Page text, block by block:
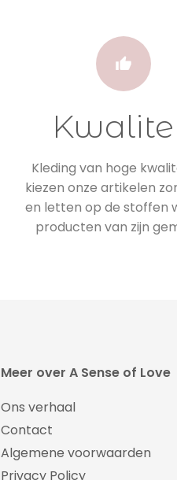
Kleding van hoge
kiezen onze artikelen
en letten op de stoffen
producten van zijn
Meer over A Sense of Love
Ons verhaal
Contact
Algemene voorwaarden
Privacy Policy